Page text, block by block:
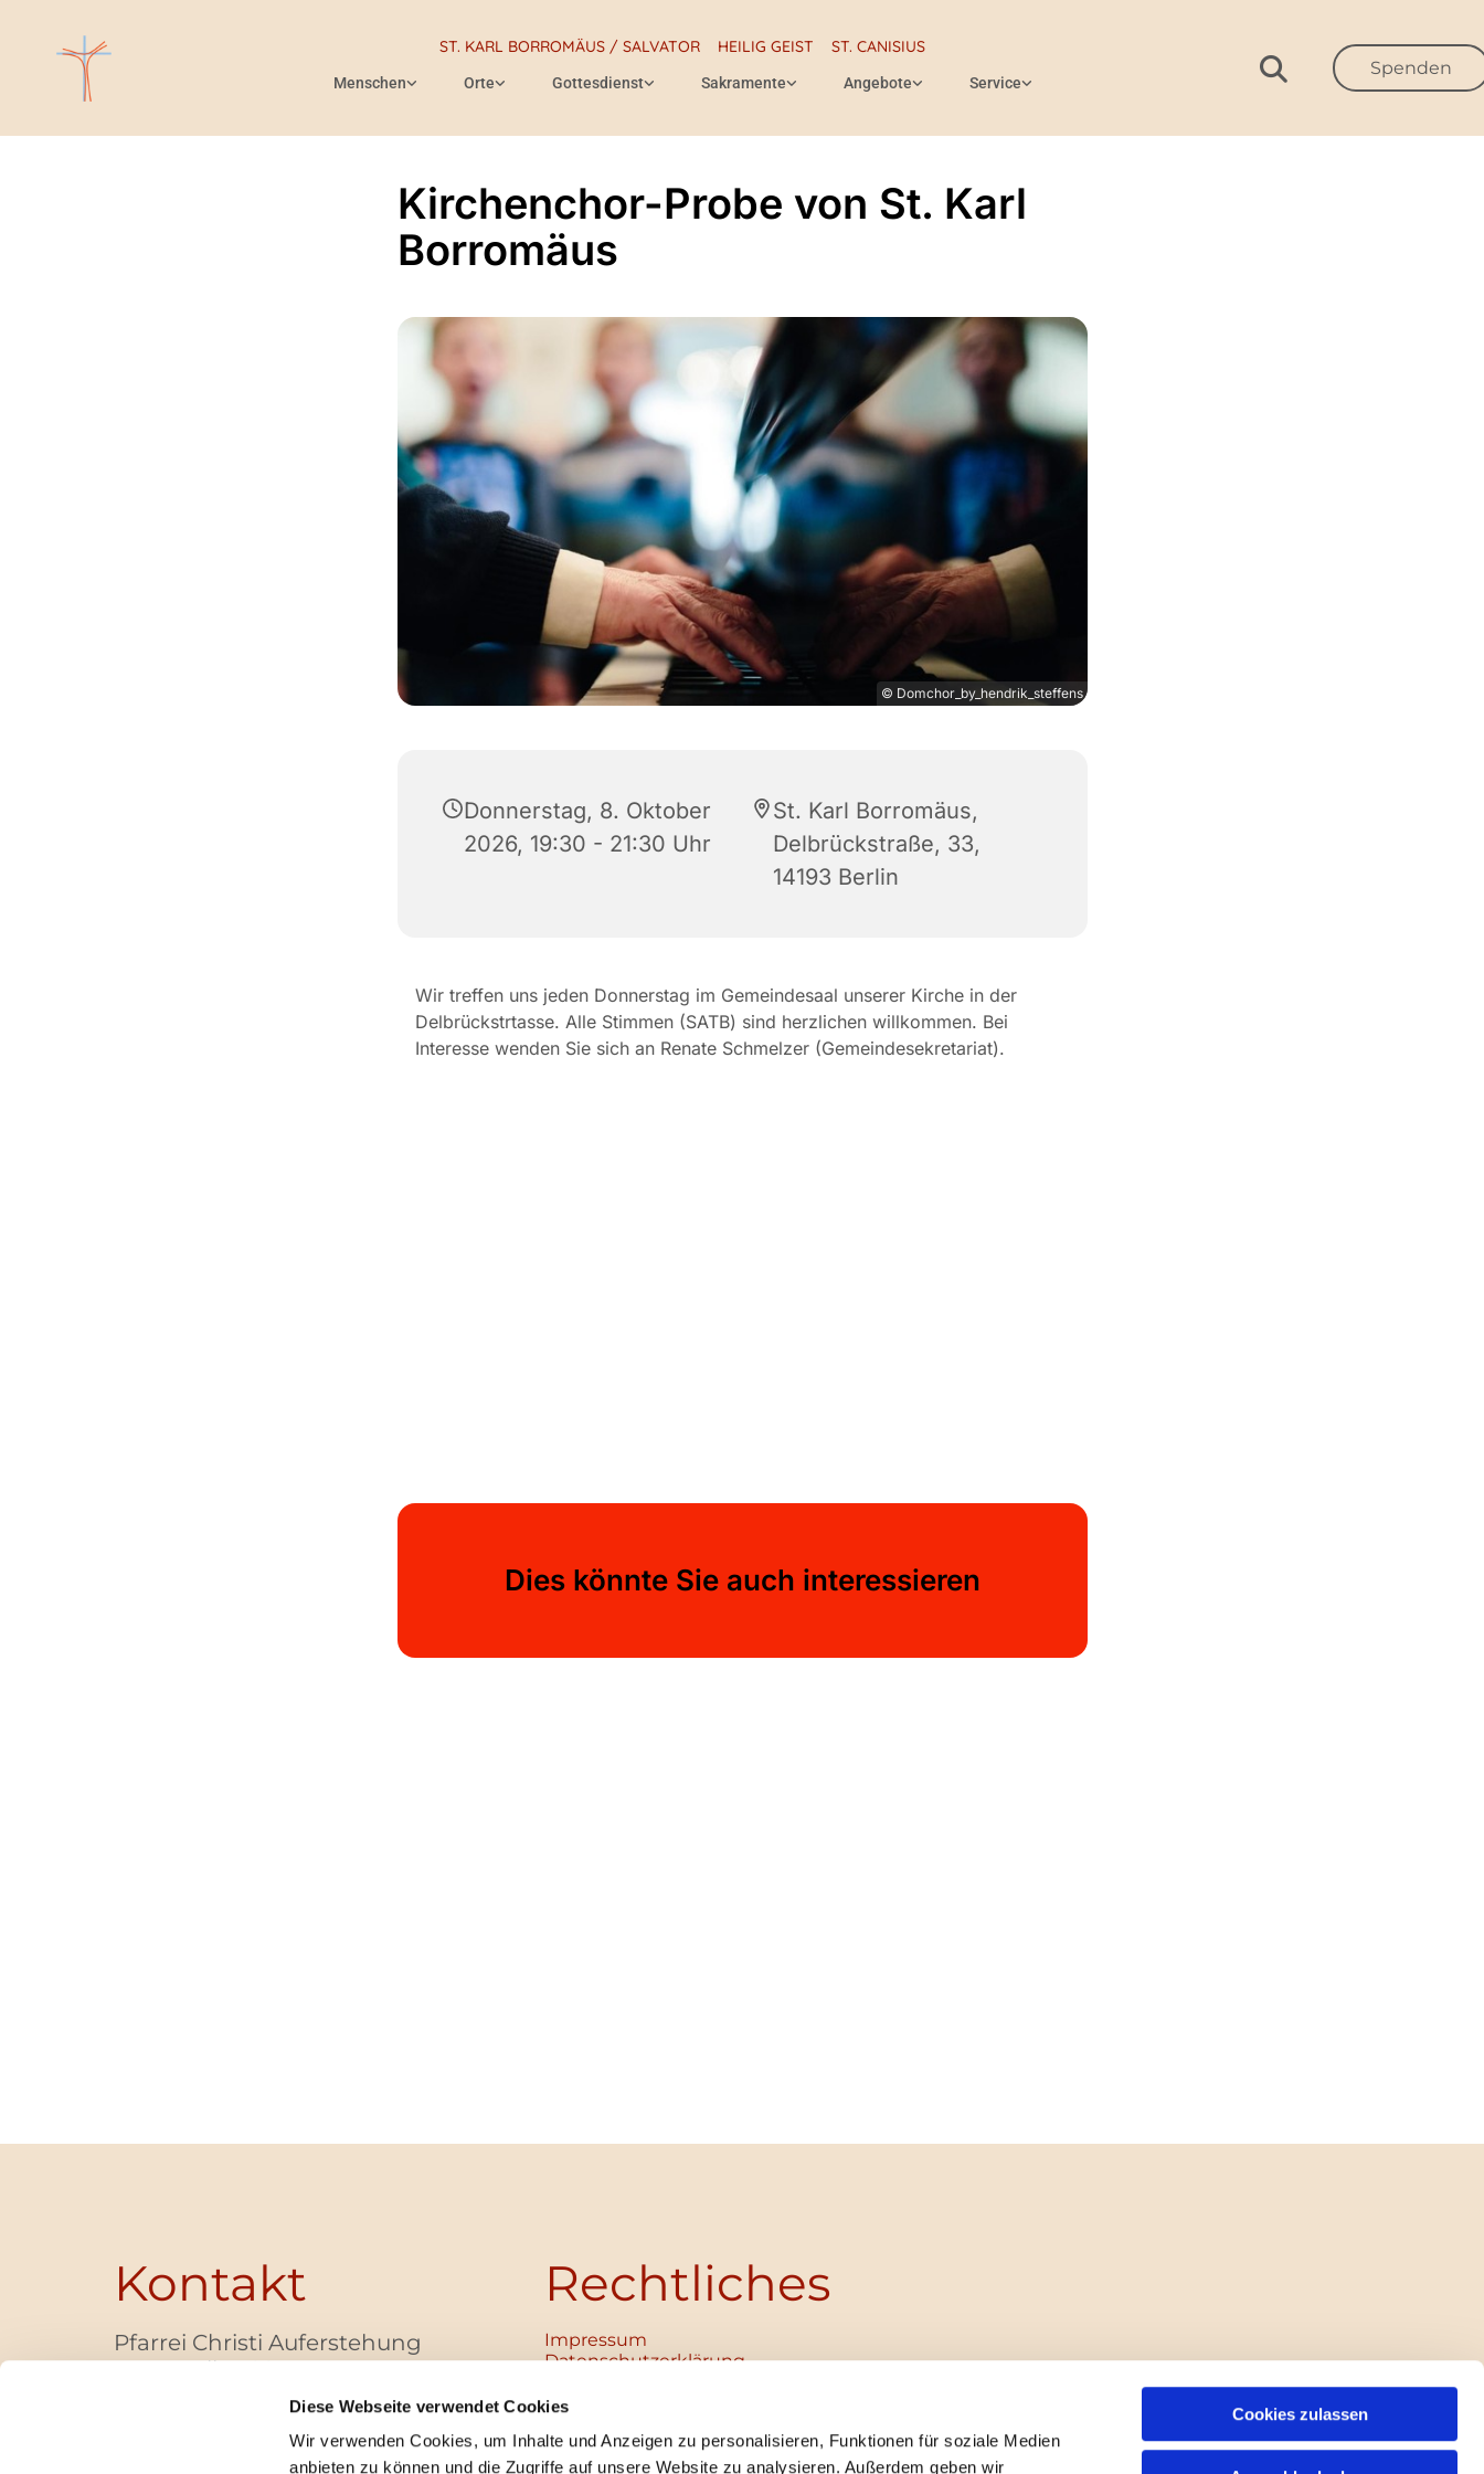
Diese Webseite verwendet Cookies
Wir verwenden Cookies, um Inhalte und Anzeigen zu personalisieren, Funktionen für soziale Medien
anbieten zu können und die Zugriffe auf unsere Website zu analysieren. Außerdem geben wir
Cookies zulassen
ST. KARL BORROMÄUS / SALVATOR HEILIG GEIST ST. CANISIUS
Menschen Orte Gottesdienst Sakramente Angebote Service
Spenden
Kirchenchor-Probe von St. Karl
Borromäus
© Domchor_by_hendrik_steffens
Donnerstag, 8. Oktober
2026, 19:30 - 21:30 Uhr
St. Karl Borromäus,
Delbrückstraße, 33,
14193 Berlin
Wir treffen uns jeden Donnerstag im Gemeindesaal unserer Kirche in der
Delbrückstrtasse. Alle Stimmen (SATB) sind herzlichen willkommen. Bei
Interesse wenden Sie sich an Renate Schmelzer (Gemeindesekretariat).
Dies könnte Sie auch interessieren
Kontakt
Pfarrei Christi Auferstehung
Bayernallee 28
+49 (0)30 / 30 00 03 -40
pfarrbuero@christi-auferstehung.net
Rechtliches
Impressum
Datenschutz­erklärung
Institutionelles Schutzkonzept
Unabhängige Ansprechpersonen
Digitales Hinweisgebersystem